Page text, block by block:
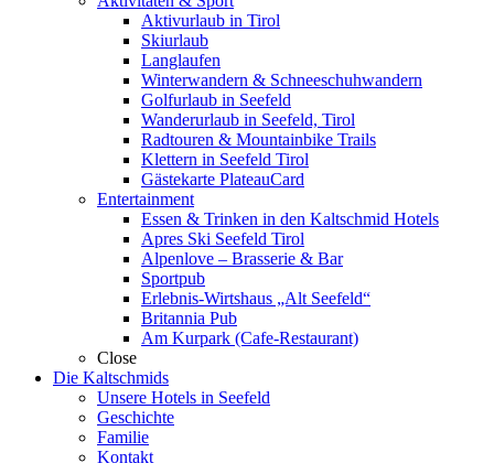
Aktivurlaub in Tirol
Skiurlaub
Langlaufen
Winterwandern & Schneeschuhwandern
Golfurlaub in Seefeld
Wanderurlaub in Seefeld, Tirol
Radtouren & Mountainbike Trails
Klettern in Seefeld Tirol
Gästekarte PlateauCard
Entertainment
Essen & Trinken in den Kaltschmid Hotels
Apres Ski Seefeld Tirol
Alpenlove – Brasserie & Bar
Sportpub
Erlebnis-Wirtshaus „Alt Seefeld“
Britannia Pub
Am Kurpark (Cafe-Restaurant)
Close
Die Kaltschmids
Unsere Hotels in Seefeld
Geschichte
Familie
Kontakt